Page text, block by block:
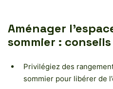
Aménager
sommier :
Privilégiez des
sommier pour libérer de